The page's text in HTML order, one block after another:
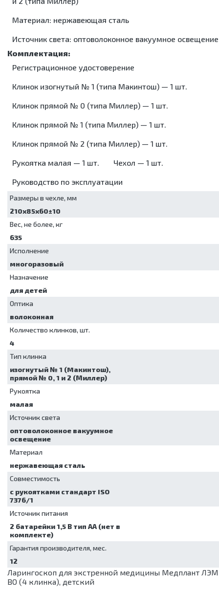
Установки для
медицинских
хранения
эндоскопов
сушильные
Материал: нержавеющая сталь
Источник света: оптоволоконное вакуумное освещение
Регистрационное удостоверение
Клинок изогнутый № 1 (типа Макинтош) — 1 шт.
Клинок прямой № 0 (типа Миллер) — 1 шт.
Клинок прямой № 1 (типа Миллер) — 1 шт.
Клинок прямой № 2 (типа Миллер) — 1 шт.
Рукоятка малая — 1 шт. Чехол — 1 шт.
Руководство по эксплуатации
Размеры в чехле, мм
210х85х60±10
Вес, не более, кг
635
Исполнение
многоразовый
Назначение
для детей
Оптика
волоконная
Количество клинков, шт.
4
Тип клинка
изогнутый № 1 (Maкинтош),
прямой № 0, 1 и 2 (Миллер)
Рукоятка
малая
Источник света
оптоволоконное вакуумное
освещение
Материал
нержавеющая сталь
Совместимость
с рукоятками стандарт ISO
7376/1
Источник питания
2 батарейки 1,5 В тип АА (нет в
комплекте)
Гарантия производителя, мес.
12
Ларингоскоп для экстренной медицины Медплант
ВО (4 клинка), детский